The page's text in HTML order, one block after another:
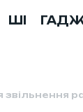
ШІ
звільнення